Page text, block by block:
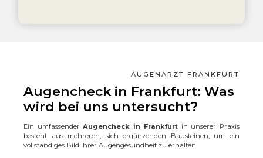
AUGENARZT FRANKFURT
Augencheck in Frankfurt: Was
wird bei uns untersucht?
Ein umfassenderAugencheck in Frankfurtin unserer Praxis
besteht aus mehreren, sich ergänzenden Bausteinen, um ein
vollständiges Bild Ihrer Augengesundheit zu erhalten.